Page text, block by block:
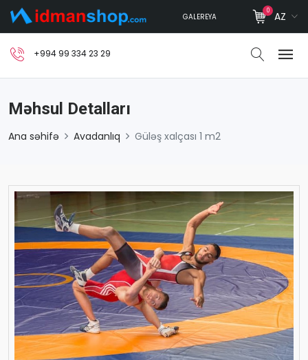
GALEREYA
0 AZ
+994 99 334 23 29
Məhsul Detalları
Ana səhifə Avadanlıq Güləş xalçası 1 m2